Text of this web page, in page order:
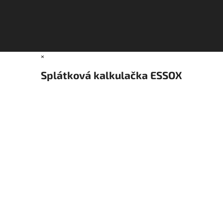
×
Splátková kalkulačka ESSOX